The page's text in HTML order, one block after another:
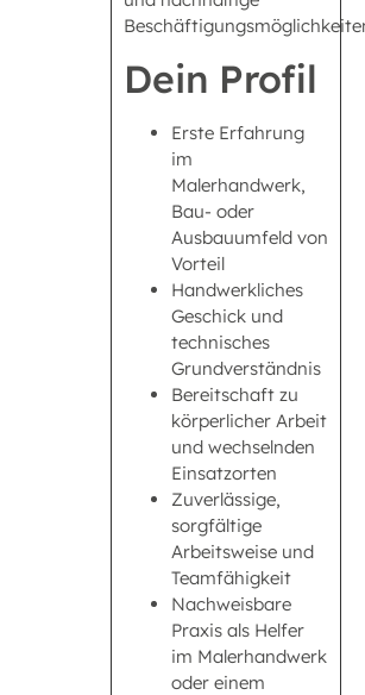
Dein Profil
Erste Erfahrung
im
Malerhandwerk,
Bau- oder
Ausbauumfeld von
Vorteil
Handwerkliches
Geschick und
technisches
Grundverständnis
Bereitschaft zu
körperlicher Arbeit
und wechselnden
Einsatzorten
Zuverlässige,
sorgfältige
Arbeitsweise und
Teamfähigkeit
Nachweisbare
Praxis als Helfer
im Malerhandwerk
oder einem